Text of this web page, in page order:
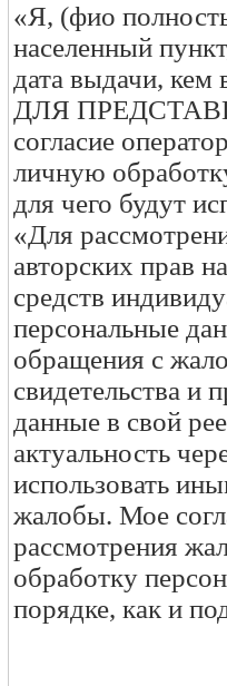
«Я, (фио
населенный
дата выдачи,
ДЛЯ
согласие
личную
для чего будут
«Для
авторских прав
средств
персональные
обращения с
свидетельства и
данные в свой
актуальность
использовать
жалобы. Мое
рассмотрения
обработку
порядке, как и